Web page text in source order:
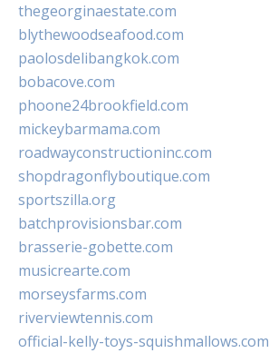
thegeorginaestate.com
blythewoodseafood.com
paolosdelibangkok.com
bobacove.com
phoone24brookfield.com
mickeybarmama.com
roadwayconstructioninc.com
shopdragonflyboutique.com
sportszilla.org
batchprovisionsbar.com
brasserie-gobette.com
musicrearte.com
morseysfarms.com
riverviewtennis.com
official-kelly-toys-squishmallows.com